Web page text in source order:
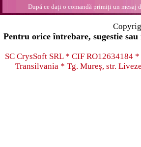
După ce dați o comandă primiți un mesaj
Pentru orice întrebare, sugestie
SC CrysSoft SRL * CIF RO12634184
Transilvania * Tg. Mureș, str.